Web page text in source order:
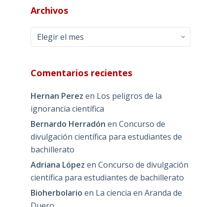
Archivos
Archivos
Comentarios recientes
Hernan Perez en Los peligros de la
ignorancia científica
Bernardo Herradón en Concurso de
divulgación científica para estudiantes de
bachillerato
Adriana López en Concurso de divulgación
científica para estudiantes de bachillerato
Bioherbolario en La ciencia en Aranda de